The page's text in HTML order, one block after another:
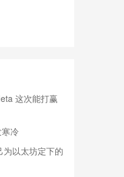
这次能打赢
冷
以太坊定下的